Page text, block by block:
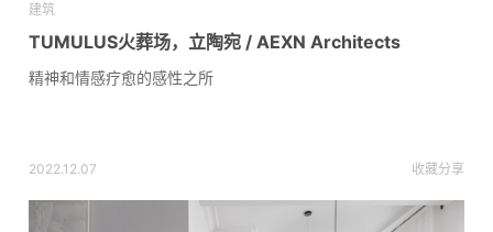
建筑
TUMULUS火葬场，立陶宛 / AEXN Architects
精神和情感疗愈的感性之所
2022.12.07 收藏分享